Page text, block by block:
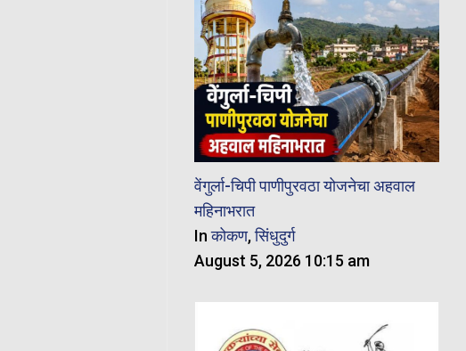
वेंगुर्ला-चिपी पाणीपुरवठा योजनेचा अहवाल
महिनाभरात
Inकोकण,सिंधुदुर्ग
August 5, 2026 10:15 am